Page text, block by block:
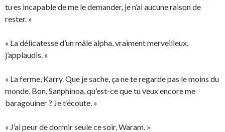
tu es incapable de me le demander, je n’ai aucune raison de
rester. »
« La délicatesse d’un mâle alpha, vraiment merveilleux,
j’applaudis. »
« La ferme, Karry. Que je sache, ça ne te regarde pas le moins du
monde. Bon, Sanphinoa, qu’est-ce que tu veux encore me
baragouiner ? Je t’écoute. »
« J’ai peur de dormir seule ce soir, Waram. »